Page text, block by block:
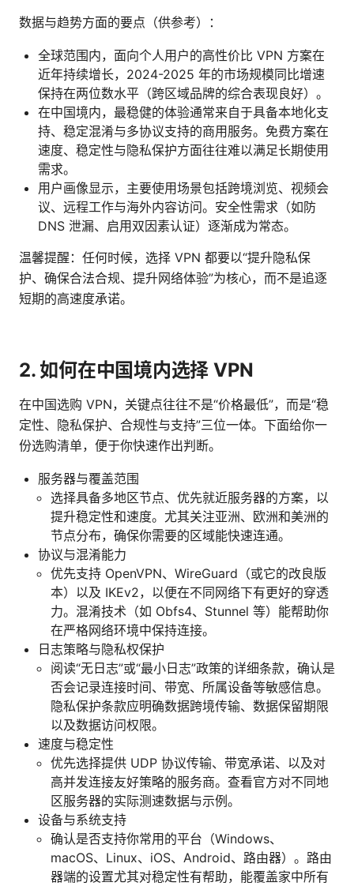
数据与趋势方面的要点（供参考）：
全球范围内，面向个人用户的高性价比 VPN 方案在
近年持续增长，2024-2025 年的市场规模同比增速
保持在两位数水平（跨区域品牌的综合表现良好）。
在中国境内，最稳健的体验通常来自于具备本地化支
持、稳定混淆与多协议支持的商用服务。免费方案在
速度、稳定性与隐私保护方面往往难以满足长期使用
需求。
用户画像显示，主要使用场景包括跨境浏览、视频会
议、远程工作与海外内容访问。安全性需求（如防
DNS 泄漏、启用双因素认证）逐渐成为常态。
温馨提醒：任何时候，选择 VPN 都要以“提升隐私保
护、确保合法合规、提升网络体验”为核心，而不是追逐
短期的高速度承诺。
2. 如何在中国境内选择 VPN
在中国选购 VPN，关键点往往不是“价格最低”，而是“稳
定性、隐私保护、合规性与支持”三位一体。下面给你一
份选购清单，便于你快速作出判断。
服务器与覆盖范围
选择具备多地区节点、优先就近服务器的方案，以
提升稳定性和速度。尤其关注亚洲、欧洲和美洲的
节点分布，确保你需要的区域能快速连通。
协议与混淆能力
优先支持 OpenVPN、WireGuard（或它的改良版
本）以及 IKEv2，以便在不同网络下有更好的穿透
力。混淆技术（如 Obfs4、Stunnel 等）能帮助你
在严格网络环境中保持连接。
日志策略与隐私权保护
阅读“无日志”或“最小日志”政策的详细条款，确认是
否会记录连接时间、带宽、所属设备等敏感信息。
隐私保护条款应明确数据跨境传输、数据保留期限
以及数据访问权限。
速度与稳定性
优先选择提供 UDP 协议传输、带宽承诺、以及对
高并发连接友好策略的服务商。查看官方对不同地
区服务器的实际测速数据与示例。
设备与系统支持
确认是否支持你常用的平台（Windows、
macOS、Linux、iOS、Android、路由器）。路由
器端的设置尤其对稳定性有帮助，能覆盖家中所有